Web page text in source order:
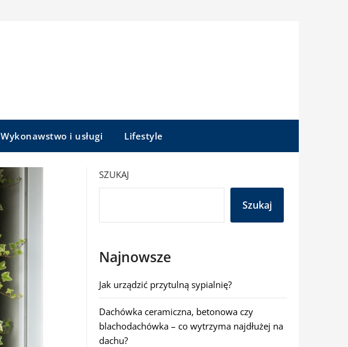
Wykonawstwo i usługi Lifestyle
SZUKAJ
Szukaj
Najnowsze
Jak urządzić przytulną sypialnię?
Dachówka ceramiczna, betonowa czy
blachodachówka – co wytrzyma najdłużej na
dachu?